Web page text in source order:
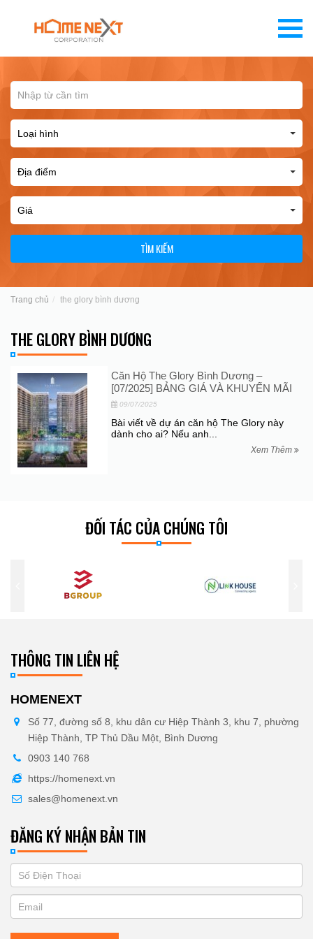
TÌM KIẾM
Trang chủ the glory bình dương
THE GLORY BÌNH DƯƠNG
Căn Hộ The Glory Bình Dương –
[07/2025] BẢNG GIÁ VÀ KHUYẾN MÃI
09/07/2025
Bài viết về dự án căn hộ The Glory này
dành cho ai? Nếu anh...
Xem Thêm
ĐỐI TÁC CỦA CHÚNG TÔI
THÔNG TIN LIÊN HỆ
HOMENEXT
Số 77, đường số 8, khu dân cư Hiệp Thành 3, khu 7, phường
Hiệp Thành, TP Thủ Dầu Một, Bình Dương
0903 140 768
https://homenext.vn
sales@homenext.vn
ĐĂNG KÝ NHẬN BẢN TIN
ĐĂNG
KÝ
NHẬN
you
are
human,
leave